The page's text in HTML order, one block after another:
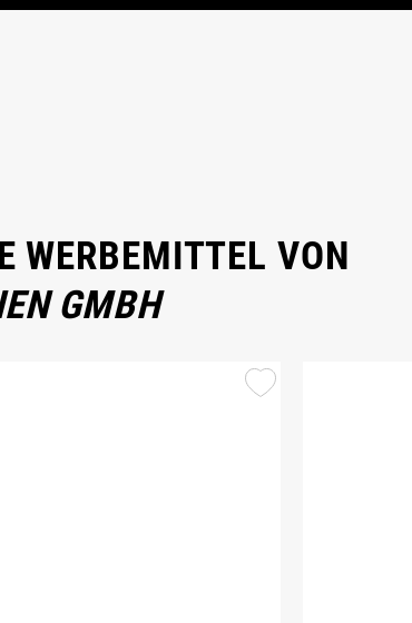
WERBEMITTEL VON
GMBH